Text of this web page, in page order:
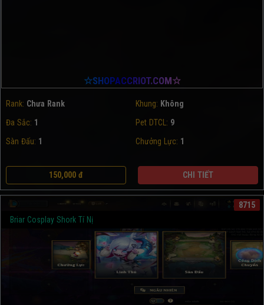
☆SHOPACCRIOT.COM☆
Rank: Chưa Rank Khung: Không
Đa Sắc: 1 Pet DTCL: 9
Sàn Đấu: 1 Chưởng Lực: 1
150,000 đ CHI TIẾT
Briar Cosplay Shork Tí Nị
8715